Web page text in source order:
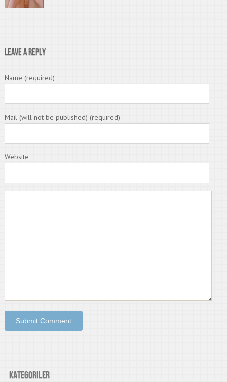
Leave a Reply
Name (required)
Mail (will not be published) (required)
Website
Kategoriler